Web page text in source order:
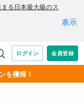
を獲得！